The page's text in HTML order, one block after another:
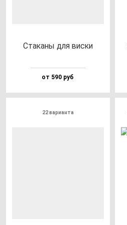
Ста­ка­ны для вис­ки
от 590 руб
22 варианта